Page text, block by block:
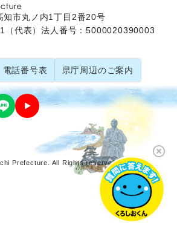
知市丸ノ内1丁目2番20号
（代表）法人番号：5000020390003
電話番号表 県庁周辺のご案内
Prefecture. All Rights reserved.